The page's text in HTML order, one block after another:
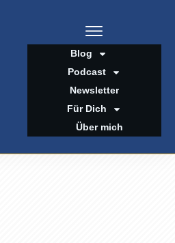
Blog
Podcast
Newsletter
Für Dich
Über mich